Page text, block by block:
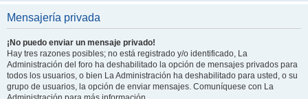
Mensajería privada
¡No puedo enviar un mensaje privado!
Hay tres razones posibles; no está registrado y/o identificado, La
Administración del foro ha deshabilitado la opción de mensajes privados para
todos los usuarios, o bien La Administración ha deshabilitado para usted, o su
grupo de usuarios, la opción de enviar mensajes. Comuníquese con La